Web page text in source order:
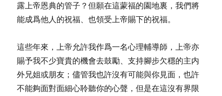
露上帝恩典的管子？但願在這蒙福的園地裏，我們將
能成爲他人的祝福、也領受上帝賜下的祝福。
這些年來，上帝允許我作爲一名心理輔導師，上帝亦
賜予我不少寶貴的機會去鼓勵、支持腳步欠穩的主内
外兄姐或朋友；儘管我也許沒有可能與你見面，也許
不能夠面對面細心聆聽你的心聲，但是在這沒有界限